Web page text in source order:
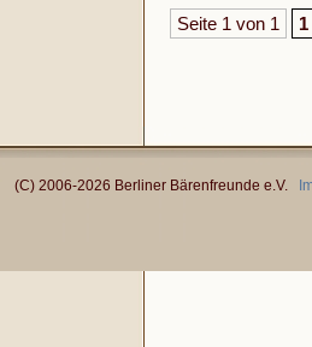
Seite 1 von 1 1
(C) 2006-2026 Berliner Bärenfreunde e.V.